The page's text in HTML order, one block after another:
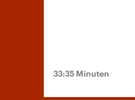
33:35 Minuten